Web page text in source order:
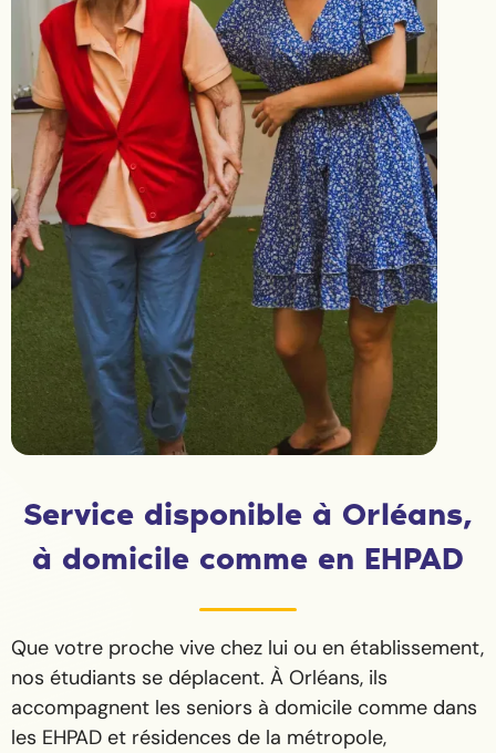
Service disponible à Orléans,
à domicile comme en EHPAD
Que votre proche vive chez lui ou en établissement,
nos étudiants se déplacent. À Orléans, ils
accompagnent les seniors à domicile comme dans
les EHPAD et résidences de la métropole,